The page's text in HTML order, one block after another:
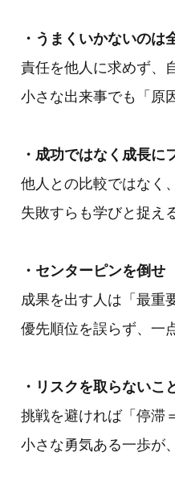
・うまくいかないのは
責任を他人に求めず、
小さな出来事でも「原
・成功ではなく成長に
他人との比較ではなく
失敗すらも学びと捉え
・センターピンを倒せ
成果を出す人は「最重
優先順位を誤らず、一
・リスクを取らないこ
挑戦を避ければ「停滞
小さな勇気ある一歩が